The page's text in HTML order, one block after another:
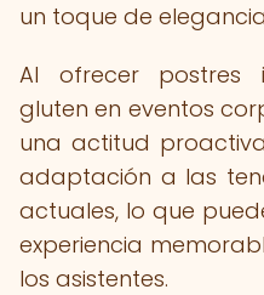
un toque de
Al ofrecer postres
gluten en eventos
una actitud
adaptación a las
actuales, lo que
experiencia
los asistentes.